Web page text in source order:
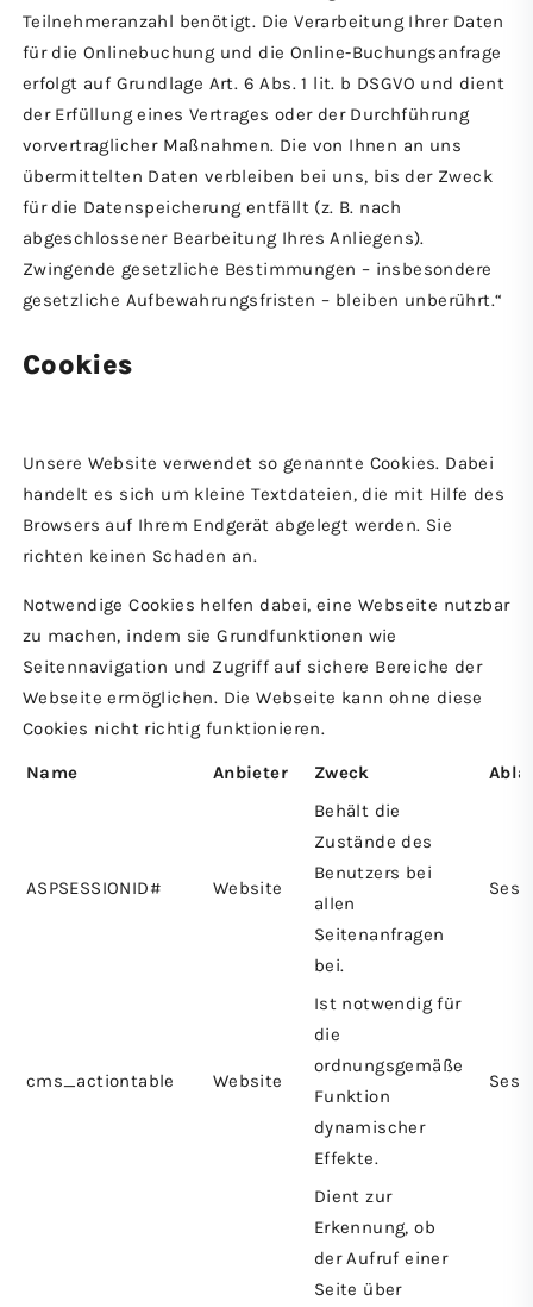
Teilnehmeranzahl benötigt. Die Verarbeitung Ihrer Daten
für die Onlinebuchung und die Online-Buchungsanfrage
erfolgt auf Grundlage Art. 6 Abs. 1 lit. b DSGVO und dient
der Erfüllung eines Vertrages oder der Durchführung
vorvertraglicher Maßnahmen. Die von Ihnen an uns
übermittelten Daten verbleiben bei uns, bis der Zweck
für die Datenspeicherung entfällt (z. B. nach
abgeschlossener Bearbeitung Ihres Anliegens).
Zwingende gesetzliche Bestimmungen – insbesondere
gesetzliche Aufbewahrungsfristen – bleiben unberührt.“
Cookies
Unsere Website verwendet so genannte Cookies. Dabei
handelt es sich um kleine Textdateien, die mit Hilfe des
Browsers auf Ihrem Endgerät abgelegt werden. Sie
richten keinen Schaden an.
Notwendige Cookies helfen dabei, eine Webseite nutzbar
zu machen, indem sie Grundfunktionen wie
Seitennavigation und Zugriff auf sichere Bereiche der
Webseite ermöglichen. Die Webseite kann ohne diese
Cookies nicht richtig funktionieren.
Name Anbieter Zweck
ASPSESSIONID# Website
Behält die
Zustände des
Benutzers bei
allen
Seitenanfragen
bei.
cms_actiontable Website
Ist notwendig für
die
ordnungsgemäße
Funktion
dynamischer
Effekte.
Dient zur
Erkennung, ob
der Aufruf einer
Seite über